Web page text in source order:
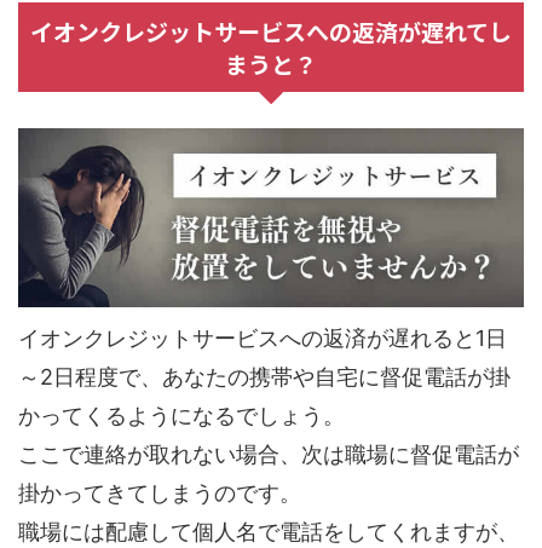
イオンクレジットサービスへの返済が遅れてし
まうと？
イオンクレジットサービスへの返済が遅れると1日
～2日程度で、あなたの携帯や自宅に督促電話が掛
かってくるようになるでしょう。
ここで連絡が取れない場合、次は職場に督促電話が
掛かってきてしまうのです。
職場には配慮して個人名で電話をしてくれますが、